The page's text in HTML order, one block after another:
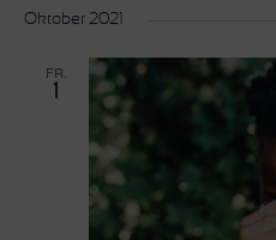
wählen.
Oktober 2021
FR.